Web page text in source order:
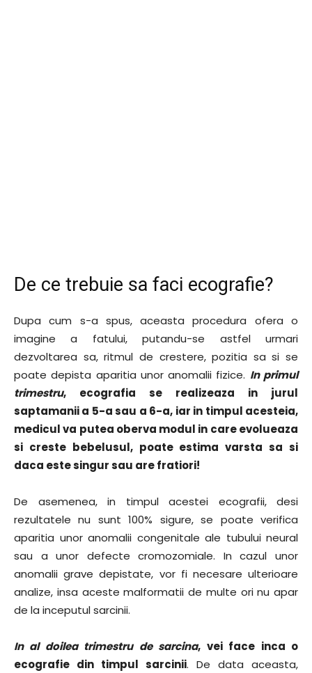
De ce trebuie sa faci ecografie?
Dupa cum s-a spus, aceasta procedura ofera o
imagine a fatului, putandu-se astfel urmari
dezvoltarea sa, ritmul de crestere, pozitia sa si se
poate depista aparitia unor anomalii fizice. In primul
trimestru, ecografia se realizeaza in jurul
saptamanii a 5-a sau a 6-a, iar in timpul acesteia,
medicul va putea oberva modul in care evolueaza
si creste bebelusul, poate estima varsta sa si
daca este singur sau are fratiori!
De asemenea, in timpul acestei ecografii, desi
rezultatele nu sunt 100% sigure, se poate verifica
aparitia unor anomalii congenitale ale tubului neural
sau a unor defecte cromozomiale. In cazul unor
anomalii grave depistate, vor fi necesare ulterioare
analize, insa aceste malformatii de multe ori nu apar
de la inceputul sarcinii.
In al doilea trimestru de sarcina, vei face inca o
ecografie din timpul sarcinii. De data aceasta,